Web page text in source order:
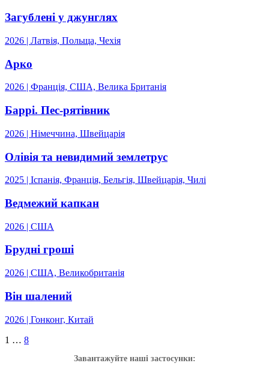
Загублені у джунглях
2026 | Латвія, Польща, Чехія
Арко
2026 | Франція, США, Велика Британія
Баррі. Пес-рятівник
2026 | Німеччина, Швейцарія
Олівія та невидимий землетрус
2025 | Іспанія, Франція, Бельгія, Швейцарія, Чилі
Ведмежий капкан
2026 | США
Брудні гроші
2026 | США, Великобританія
Він шалений
2026 | Гонконг, Китай
1 … 8
Завантажуйте наші застосунки: